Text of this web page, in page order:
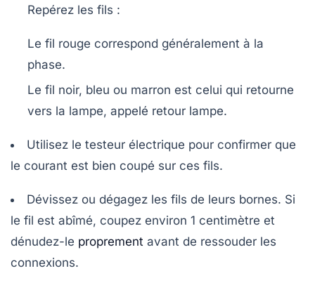
Repérez les fils :
Le fil rouge correspond généralement à la
phase.
Le fil noir, bleu ou marron est celui qui retourne
vers la lampe, appelé retour lampe.
Utilisez le testeur électrique pour confirmer que
le courant est bien coupé sur ces fils.
Dévissez ou dégagez les fils de leurs bornes. Si
le fil est abîmé, coupez environ 1 centimètre et
dénudez-le proprement avant de ressouder les
connexions.